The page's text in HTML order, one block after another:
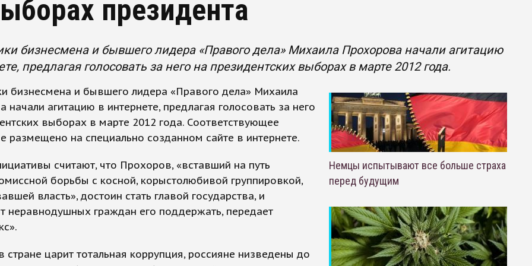
президента
бизнесмена и бывшего лидера «Правого дела» Михаила Прохорова начали агитацию
предлагая голосовать за него на президентских выборах в марте 2012 года.
бизнесмена и бывшего лидера «Правого дела» Михаила
начали агитацию в интернете, предлагая голосовать за него
выборах в марте 2012 года. Соответствующее
размещено на специально созданном сайте в интернете.
считают, что Прохоров, «вставший на путь
борьбы с косной, корыстолюбивой группировкой,
власть», достоин стать главой государства, и
неравнодушных граждан его поддержать, передает
стране царит тотальная коррупция, россияне низведены до
Немцы испытывают все больше страха
перед будущим